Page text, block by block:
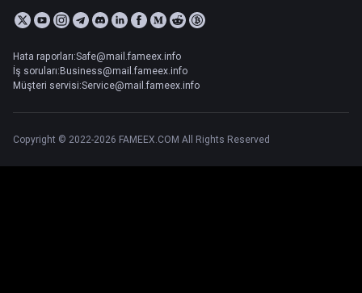
Hata raporları:Safe@mail.fameex.info
İş soruları:Business@mail.fameex.info
Müşteri servisi:Service@mail.fameex.info
Copyright © 2022-2026 FAMEEX.COM All Rights Reserved